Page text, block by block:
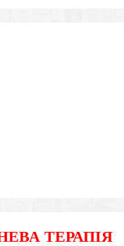
ТЕРАПІЯ